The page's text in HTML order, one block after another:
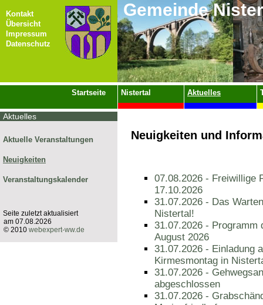
Kontakt
Übersicht
Impressum
Datenschutz
Gemeinde
Startseite Nistertal Aktuelles
Aktuelles
Aktuelle Veranstaltungen
Neuigkeiten
Veranstaltungskalender
Seite zuletzt aktualisiert
am 07.08.2026
© 2010 webexpert-ww.de
Neuigkeiten und
07.08.2026 - Freiwillige
17.10.2026
31.07.2026 - Das
Nistertal!
31.07.2026 - Programm
August 2026
31.07.2026 - Einladung
Kirmesmontag in
31.07.2026 -
abgeschlossen
31.07.2026 -